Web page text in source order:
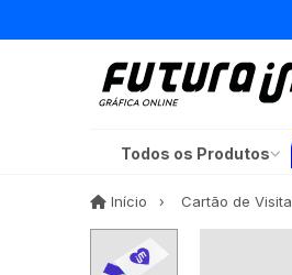
Todos os Produtos
Início InícioCartão de Visita